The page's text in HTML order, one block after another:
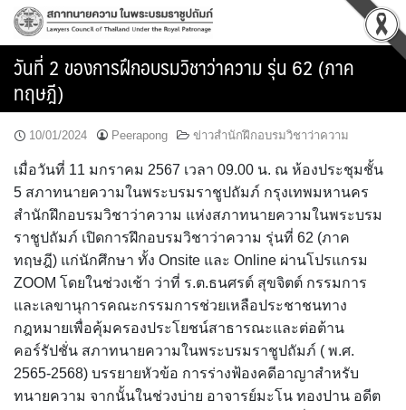
Skip
content
วันที่ 2 ของการฝึกอบรมวิชาว่าความ รุ่น 62 (ภาค
ทฤษฎี)
10/01/2024 Peerapong ข่าวสำนักฝึกอบรมวิชาว่าความ
เมื่อวันที่ 11 มกราคม 2567 เวลา 09.00 น. ณ ห้องประชุมชั้น
5 สภาทนายความในพระบรมราชูปถัมภ์ กรุงเทพมหานคร
สำนักฝึกอบรมวิชาว่าความ แห่งสภาทนายความในพระบรม
ราชูปถัมภ์ เปิดการฝึกอบรมวิชาว่าความ รุ่นที่ 62 (ภาค
ทฤษฎี) แก่นักศึกษา ทั้ง Onsite และ Online ผ่านโปรแกรม
ZOOM โดยในช่วงเช้า ว่าที่ ร.ต.ธนศรต์ สุขจิตต์ กรรมการ
และเลขานุการคณะกรรมการช่วยเหลือประชาชนทาง
กฎหมายเพื่อคุ้มครองประโยชน์สาธารณะและต่อต้าน
คอร์รัปชั่น สภาทนายความในพระบรมราชูปถัมภ์ ( พ.ศ.
2565-2568) บรรยายหัวข้อ การร่างฟ้องคดีอาญาสำหรับ
ทนายความ จากนั้นในช่วงบ่าย อาจารย์มะโน ทองปาน อดีต